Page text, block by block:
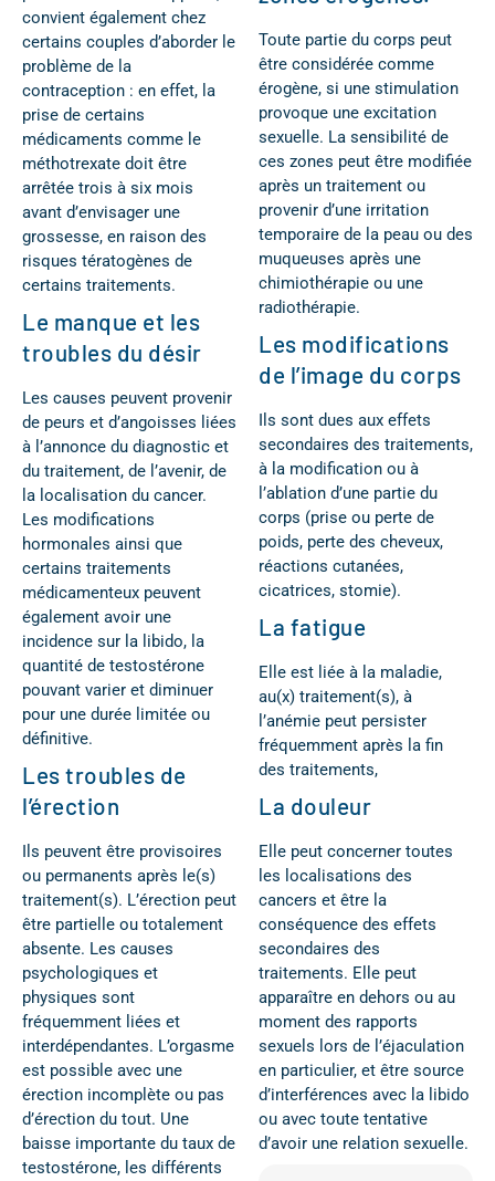
convient également chez
certains couples d’aborder le
problème de la
contraception : en effet, la
prise de certains
médicaments comme le
méthotrexate doit être
arrêtée trois à six mois
avant d’envisager une
grossesse, en raison des
risques tératogènes de
certains traitements.
Le manque et les
troubles du désir
Les causes peuvent provenir
de peurs et d’angoisses liées
à l’annonce du diagnostic et
du traitement, de l’avenir, de
la localisation du cancer.
Les modifications
hormonales ainsi que
certains traitements
médicamenteux peuvent
également avoir une
incidence sur la libido, la
quantité de testostérone
pouvant varier et diminuer
pour une durée limitée ou
définitive.
Les troubles de
l’érection
Ils peuvent être provisoires
ou permanents après le(s)
traitement(s). L’érection peut
être partielle ou totalement
absente. Les causes
psychologiques et
physiques sont
fréquemment liées et
interdépendantes. L’orgasme
est possible avec une
érection incomplète ou pas
d’érection du tout. Une
baisse importante du taux de
testostérone, les différents
Toute partie du corps peut
être considérée comme
érogène, si une stimulation
provoque une excitation
sexuelle. La sensibilité de
ces zones peut être modifiée
après un traitement ou
provenir d’une irritation
temporaire de la peau ou des
muqueuses après une
chimiothérapie ou une
radiothérapie.
Les modifications
de l’image du corps
Ils sont dues aux effets
secondaires des traitements,
à la modification ou à
l’ablation d’une partie du
corps (prise ou perte de
poids, perte des cheveux,
réactions cutanées,
cicatrices, stomie).
La fatigue
Elle est liée à la maladie,
au(x) traitement(s), à
l’anémie peut persister
fréquemment après la fin
des traitements,
La douleur
Elle peut concerner toutes
les localisations des
cancers et être la
conséquence des effets
secondaires des
traitements. Elle peut
apparaître en dehors ou au
moment des rapports
sexuels lors de l’éjaculation
en particulier, et être source
d’interférences avec la libido
ou avec toute tentative
d’avoir une relation sexuelle.